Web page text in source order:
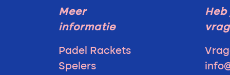
Meer
informatie
Padel Rackets
Spelers
Heb